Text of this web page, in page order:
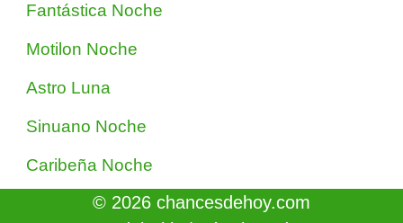
Fantástica Noche
Motilon Noche
Astro Luna
Sinuano Noche
Caribeña Noche
© 2026 chancesdehoy.com